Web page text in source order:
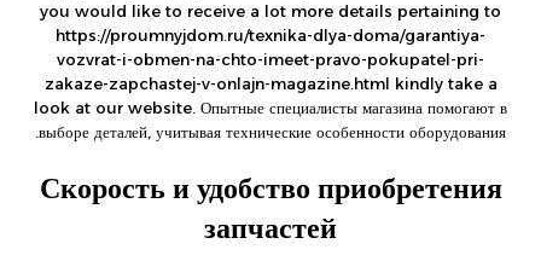
you would like to receive a lot more details pertaining to
https://proumnyjdom.ru/texnika-dlya-doma/garantiya-
vozvrat-i-obmen-na-chto-imeet-pravo-pokupatel-pri-
zakaze-zapchastej-v-onlajn-magazine.html kindly take a
look at our website. Опытные специалисты магазина помогают в
выборе деталей, учитывая технические особенности оборудования.
Скорость и удобство приобретения
запчастей